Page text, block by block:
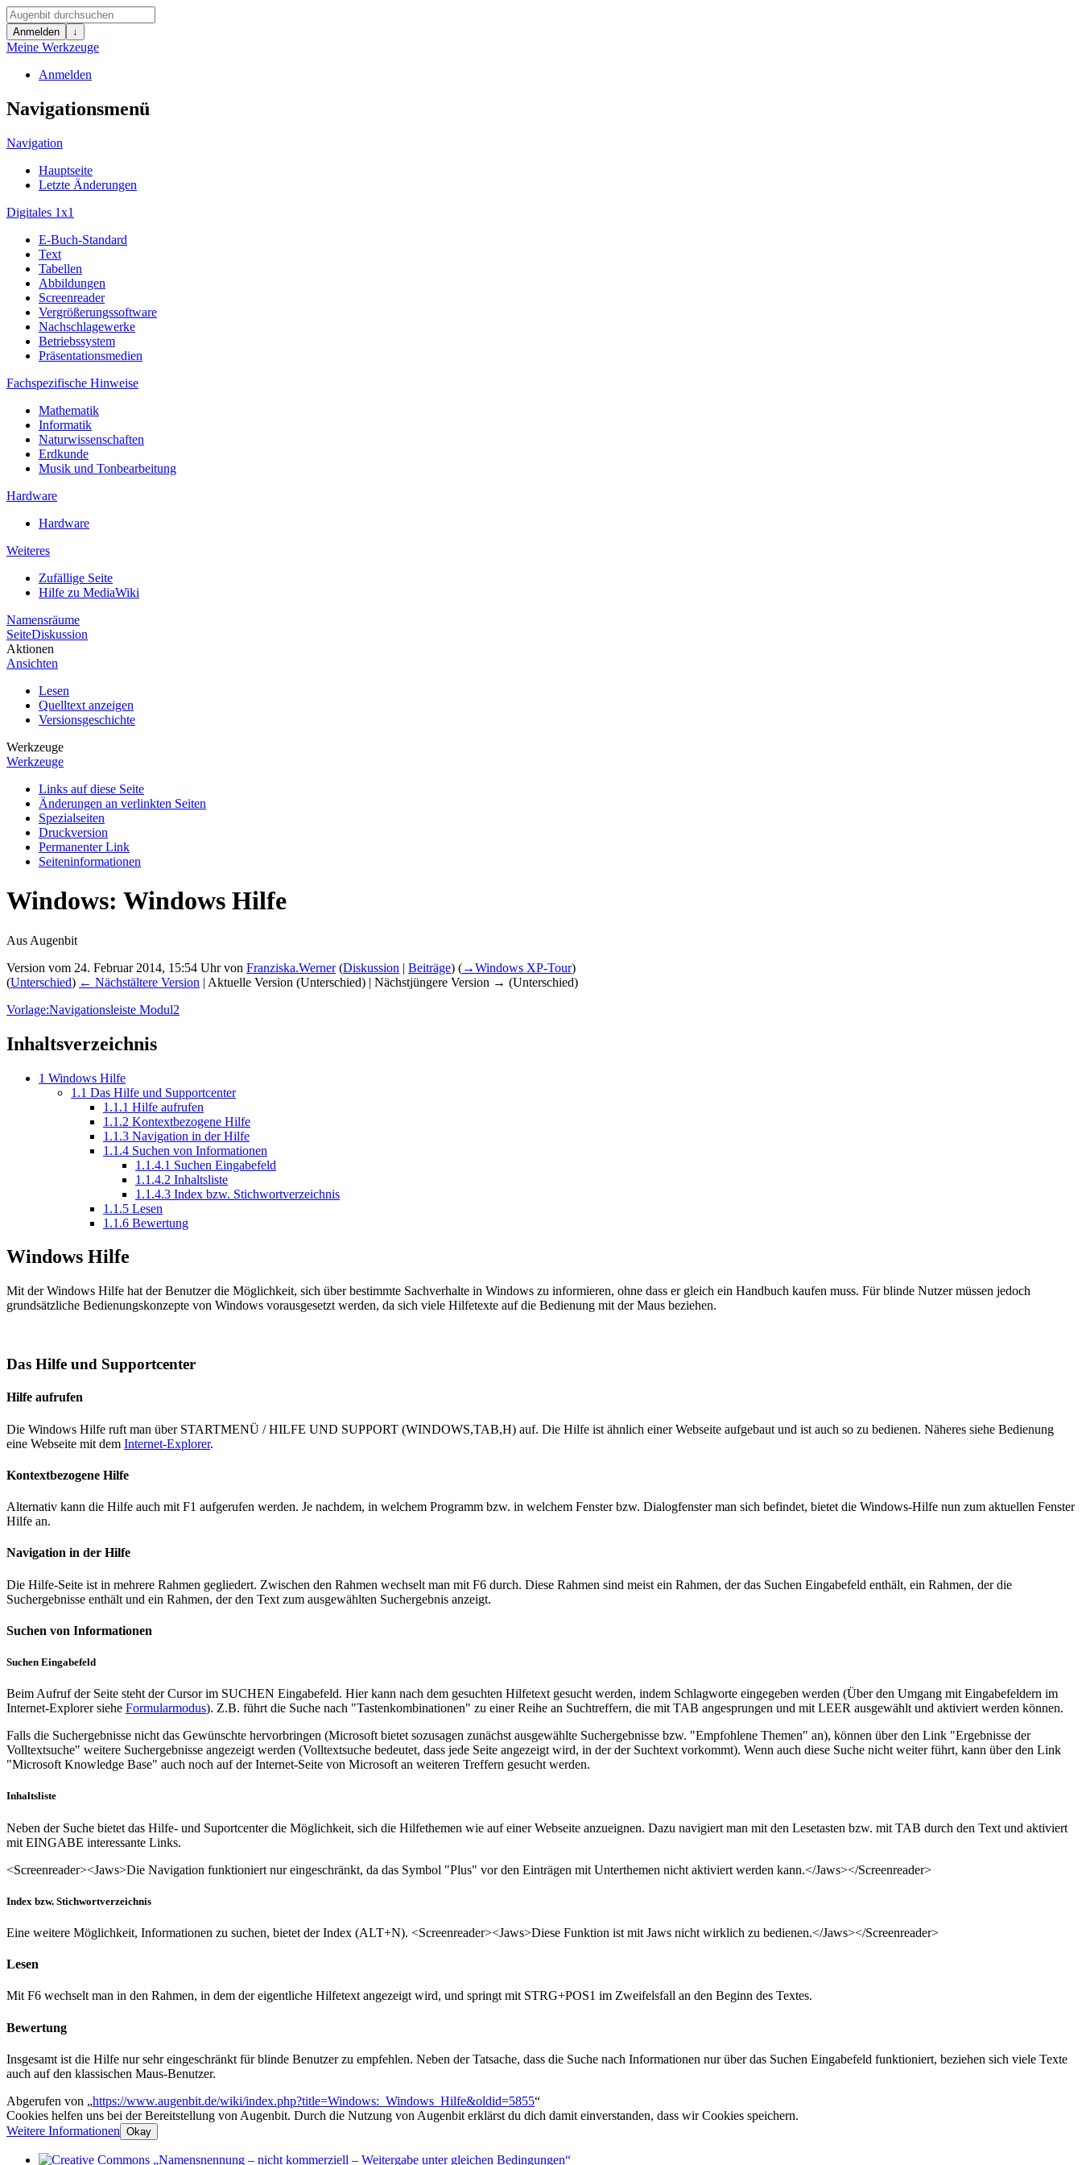
Anmelden ↓
Meine Werkzeuge
Anmelden
Navigationsmenü
Navigation
Hauptseite
Letzte Änderungen
Digitales 1x1
E-Buch-Standard
Text
Tabellen
Abbildungen
Screenreader
Vergrößerungssoftware
Nachschlagewerke
Betriebssystem
Präsentationsmedien
Fachspezifische Hinweise
Mathematik
Informatik
Naturwissenschaften
Erdkunde
Musik und Tonbearbeitung
Hardware
Hardware
Weiteres
Zufällige Seite
Hilfe zu MediaWiki
Namensräume
SeiteDiskussion
Aktionen
Ansichten
Lesen
Quelltext anzeigen
Versionsgeschichte
Werkzeuge
Werkzeuge
Links auf diese Seite
Änderungen an verlinkten Seiten
Spezialseiten
Druckversion
Permanenter Link
Seiten­­informationen
Windows: Windows Hilfe
Aus Augenbit
Version vom 24. Februar 2014, 15:54 Uhr von Franziska.Werner (Diskussion | Beiträge) (→Windows XP-Tour)
(Unterschied) ← Nächstältere Version | Aktuelle Version (Unterschied) | Nächstjüngere Version → (Unterschied)
Vorlage:Navigationsleiste Modul2
Inhaltsverzeichnis
1 Windows Hilfe
1.1 Das Hilfe und Supportcenter
1.1.1 Hilfe aufrufen
1.1.2 Kontextbezogene Hilfe
1.1.3 Navigation in der Hilfe
1.1.4 Suchen von Informationen
1.1.4.1 Suchen Eingabefeld
1.1.4.2 Inhaltsliste
1.1.4.3 Index bzw. Stichwortverzeichnis
1.1.5 Lesen
1.1.6 Bewertung
Windows Hilfe
Mit der Windows Hilfe hat der Benutzer die Möglichkeit, sich über bestimmte Sachverhalte in Windows zu informieren, ohne dass er gleich ein Handbuch kaufen muss. Für blinde Nutzer müssen jedoch
grundsätzliche Bedienungskonzepte von Windows vorausgesetzt werden, da sich viele Hilfetexte auf die Bedienung mit der Maus beziehen.
Das Hilfe und Supportcenter
Hilfe aufrufen
Die Windows Hilfe ruft man über STARTMENÜ / HILFE UND SUPPORT (WINDOWS,TAB,H) auf. Die Hilfe ist ähnlich einer Webseite aufgebaut und ist auch so zu bedienen. Näheres siehe Bedienung
eine Webseite mit dem Internet-Explorer.
Kontextbezogene Hilfe
Alternativ kann die Hilfe auch mit F1 aufgerufen werden. Je nachdem, in welchem Programm bzw. in welchem Fenster bzw. Dialogfenster man sich befindet, bietet die Windows-Hilfe nun zum aktuellen Fenster
Hilfe an.
Navigation in der Hilfe
Die Hilfe-Seite ist in mehrere Rahmen gegliedert. Zwischen den Rahmen wechselt man mit F6 durch. Diese Rahmen sind meist ein Rahmen, der das Suchen Eingabefeld enthält, ein Rahmen, der die
Suchergebnisse enthält und ein Rahmen, der den Text zum ausgewählten Suchergebnis anzeigt.
Suchen von Informationen
Suchen Eingabefeld
Beim Aufruf der Seite steht der Cursor im SUCHEN Eingabefeld. Hier kann nach dem gesuchten Hilfetext gesucht werden, indem Schlagworte eingegeben werden (Über den Umgang mit Eingabefeldern im
Internet-Explorer siehe Formularmodus). Z.B. führt die Suche nach "Tastenkombinationen" zu einer Reihe an Suchtreffern, die mit TAB angesprungen und mit LEER ausgewählt und aktiviert werden können.
Falls die Suchergebnisse nicht das Gewünschte hervorbringen (Microsoft bietet sozusagen zunächst ausgewählte Suchergebnisse bzw. "Empfohlene Themen" an), können über den Link "Ergebnisse der
Volltextsuche" weitere Suchergebnisse angezeigt werden (Volltextsuche bedeutet, dass jede Seite angezeigt wird, in der der Suchtext vorkommt). Wenn auch diese Suche nicht weiter führt, kann über den Link
"Microsoft Knowledge Base" auch noch auf der Internet-Seite von Microsoft an weiteren Treffern gesucht werden.
Inhaltsliste
Neben der Suche bietet das Hilfe- und Suportcenter die Möglichkeit, sich die Hilfethemen wie auf einer Webseite anzueignen. Dazu navigiert man mit den Lesetasten bzw. mit TAB durch den Text und aktiviert
mit EINGABE interessante Links.
<Screenreader><Jaws>Die Navigation funktioniert nur eingeschränkt, da das Symbol "Plus" vor den Einträgen mit Unterthemen nicht aktiviert werden kann.</Jaws></Screenreader>
Index bzw. Stichwortverzeichnis
Eine weitere Möglichkeit, Informationen zu suchen, bietet der Index (ALT+N). <Screenreader><Jaws>Diese Funktion ist mit Jaws nicht wirklich zu bedienen.</Jaws></Screenreader>
Lesen
Mit F6 wechselt man in den Rahmen, in dem der eigentliche Hilfetext angezeigt wird, und springt mit STRG+POS1 im Zweifelsfall an den Beginn des Textes.
Bewertung
Insgesamt ist die Hilfe nur sehr eingeschränkt für blinde Benutzer zu empfehlen. Neben der Tatsache, dass die Suche nach Informationen nur über das Suchen Eingabefeld funktioniert, beziehen sich viele Texte
auch auf den klassischen Maus-Benutzer.
Abgerufen von „https://www.augenbit.de/wiki/index.php?title=Windows:_Windows_Hilfe&oldid=5855“
Cookies helfen uns bei der Bereitstellung von Augenbit. Durch die Nutzung von Augenbit erklärst du dich damit einverstanden, dass wir Cookies speichern.
Weitere Informationen Okay